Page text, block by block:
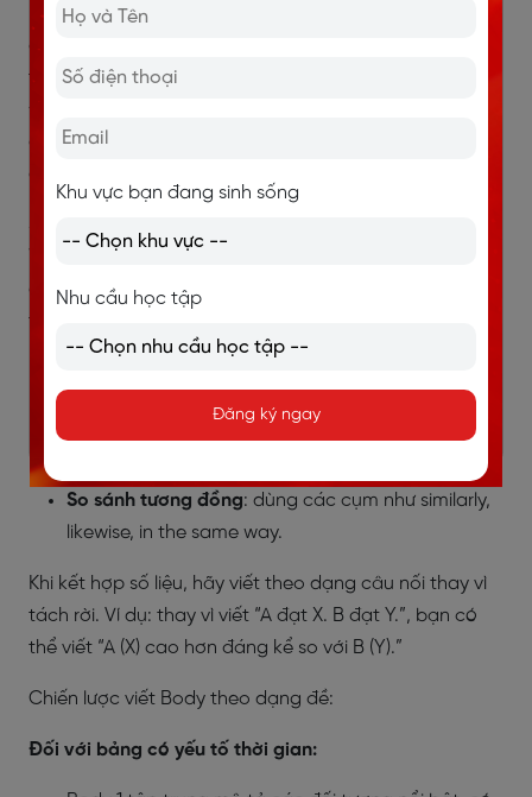
Phần Body là nơi bạn triển khai chi tiết những số liệu
đã được phân loại ở bước phân tích. Để viết hiệu quả,
thí sinh nên áp dụng nguyên tắc “4Đ” (Đầu – Đỉnh –
Đáy – Đuôi): nêu số liệu tại thời điểm bắt đầu (Đầu),
điểm cao nhất (Đỉnh), điểm thấp nhất (Đáy) và số liệu
cuối cùng (Đuôi).
Writing Task 1. Thay vì viết theo dạng liệt kê, bạn cần
chỉ ra sự khác biệt hoặc tương đồng giữa các đối
tượng.
gấp đôi hoặc bằng một nửa B.
So sánh đối lập:sử dụng các liên từ như whereas,
So sánh tương đồng: dùng các cụm như similarly,
likewise, in the same way.
Khi kết hợp số liệu, hãy viết theo dạng câu nối thay vì
tách rời. Ví dụ: thay vì viết “A đạt X. B đạt Y.”, bạn có
thể viết “A (X) cao hơn đáng kể so với B (Y).”
Chiến lược viết Body theo dạng đề:
Đối với bảng có yếu tố thời gian:
Khu vực bạn đang sinh sống
Nhu cầu học tập
Đăng ký ngay